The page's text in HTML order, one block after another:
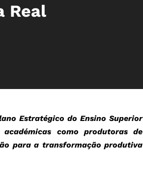
Real
Estratégico do Ensino Superior
como produtoras de
para a transformação produtiva